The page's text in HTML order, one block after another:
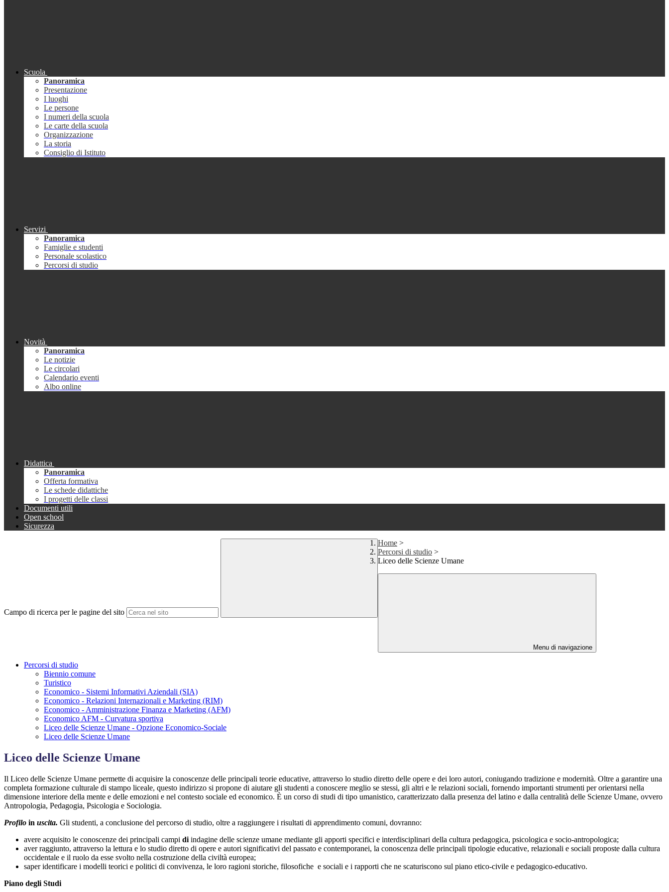
Scuola
Panoramica
Presentazione
I luoghi
Le persone
I numeri della scuola
Le carte della scuola
Organizzazione
La storia
Consiglio di Istituto
Servizi
Panoramica
Famiglie e studenti
Personale scolastico
Percorsi di studio
Novità
Panoramica
Le notizie
Le circolari
Calendario eventi
Albo online
Didattica
Panoramica
Offerta formativa
Le schede didattiche
I progetti delle classi
Documenti utili
Open school
Sicurezza
Campo di ricerca per le pagine del sito
Home >
Percorsi di studio >
Liceo delle Scienze Umane
Menu di navigazione
Percorsi di studio
Biennio comune
Turistico
Economico - Sistemi Informativi Aziendali (SIA)
Economico - Relazioni Internazionali e Marketing (RIM)
Economico - Amministrazione Finanza e Marketing (AFM)
Economico AFM - Curvatura sportiva
Liceo delle Scienze Umane - Opzione Economico-Sociale
Liceo delle Scienze Umane
Liceo delle Scienze Umane
Il Liceo delle Scienze Umane permette di acquisire la conoscenze delle principali teorie educative, attraverso lo studio diretto delle opere e dei loro autori, coniugando tradizione e modernità. Oltre a garantire una
completa formazione culturale di stampo liceale, questo indirizzo si propone di aiutare gli studenti a conoscere meglio se stessi, gli altri e le relazioni sociali, fornendo importanti strumenti perorientarsi nella
dimensione interiore della mente e delle emozioni e nel contesto sociale ed economico. È un corso di studi di tipo umanistico, caratterizzato dalla presenza del latino e dalla centralità delle Scienze Umane, ovvero
Antropologia, Pedagogia, Psicologia e Sociologia.
Profilo in uscita. Gli studenti, a conclusione del percorso di studio, oltre a raggiungere i risultati di apprendimento comuni, dovranno:
avere acquisito le conoscenze dei principali campi di indagine delle scienze umane mediante gli apporti specifici e interdisciplinari della cultura pedagogica, psicologica e socio-antropologica;
averraggiunto, attraverso la lettura e lo studio diretto di opere e autori significativi del passato e contemporanei, la conoscenza delle principali tipologie educative, relazionali e sociali proposte dalla cultura
occidentale e il ruolo da esse svolto nella costruzione della civiltà europea;
saper identificare i modelli teorici e politici di convivenza, le loro ragioni storiche, filosofiche e sociali e i rapporti che ne scaturiscono sul piano etico-civile e pedagogico-educativo.
Piano degli Studi